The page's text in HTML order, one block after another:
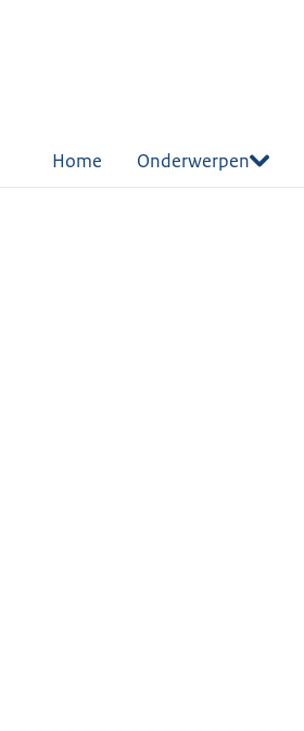
Home Onderwerpen